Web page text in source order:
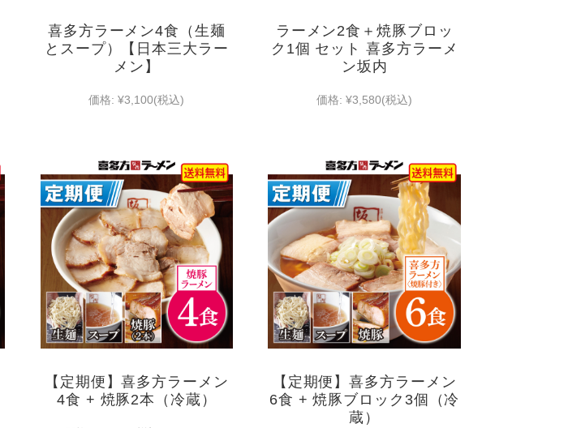
喜多方ラーメン4食（生麺
とスープ）【日本三大ラー
メン】
価格: ¥3,100(税込)
ラーメン2食＋焼豚ブロッ
ク1個 セット 喜多方ラーメ
ン坂内
価格: ¥3,580(税込)
【定期便】喜多方ラーメン
4食 + 焼豚2本（冷蔵）
【定期便】喜多方ラーメン
6食 + 焼豚ブロック3個（冷
蔵）